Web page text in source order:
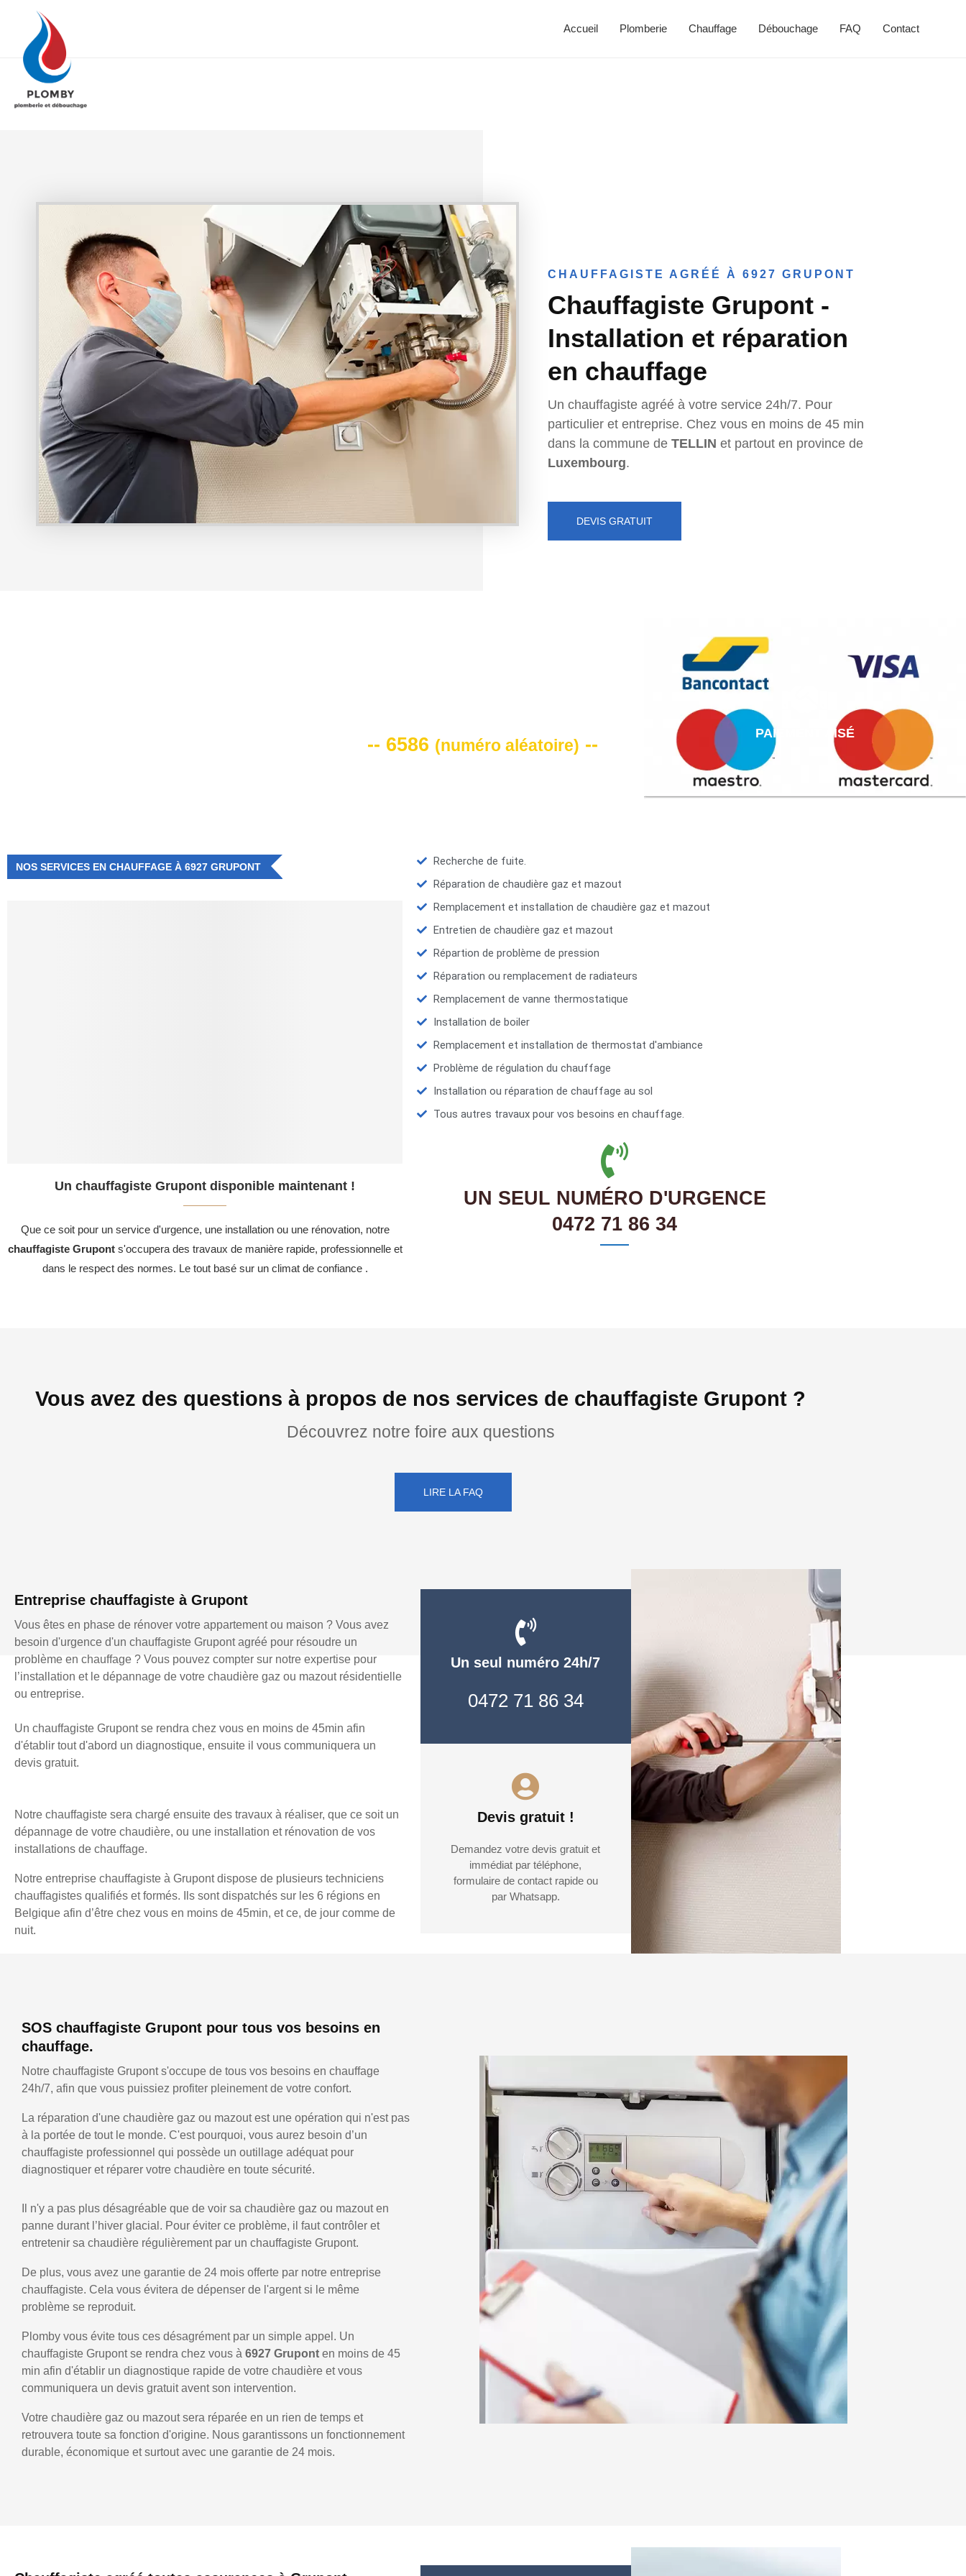
Accueil Plomberie Chauffage Débouchage FAQ Contact
CHAUFFAGISTE AGRÉÉ À 6927 GRUPONT
Chauffagiste Grupont -
Installation et réparation
en chauffage
Un chauffagiste agréé à votre service 24h/7. Pour
particulier et entreprise. Chez vous en moins de 45 min
dans la commune de TELLIN et partout en province de
Luxembourg.
DEVIS GRATUIT
-- 6586 (numéro aléatoire) --
PAIEMENT AISÉ
NOS SERVICES EN CHAUFFAGE À 6927 GRUPONT
Un chauffagiste Grupont disponible maintenant !
Que ce soit pour un service d'urgence, une installation ou une rénovation, notre
chauffagiste Gruponts'occupera des travaux de manière rapide, professionnelle et
dans le respect des normes. Le tout basé sur un climat de confiance .
Recherche de fuite.
Réparation de chaudière gaz et mazout
Remplacement et installation de chaudière gaz et mazout
Entretien de chaudière gaz et mazout
Répartion de problème de pression
Réparation ou remplacement de radiateurs
Remplacement de vanne thermostatique
Installation de boiler
Remplacement et installation de thermostat d'ambiance
Problème de régulation du chauffage
Installation ou réparation de chauffage au sol
Tous autres travaux pour vos besoins en chauffage.
UN SEUL NUMÉRO D'URGENCE
0472 71 86 34
Vous avez des questions à propos de nos services de chauffagiste Grupont ?
Découvrez notre foire aux questions
LIRE LA FAQ
Entreprise chauffagiste à Grupont
Vous êtes en phase de rénover votre appartement ou maison ? Vous avez
besoin d'urgence d'un chauffagiste Grupont agréé pour résoudre un
problème en chauffage ? Vous pouvez compter sur notre expertise pour
l’installation et le dépannage de votre chaudière gaz ou mazout résidentielle
ou entreprise.
Un chauffagiste Grupont se rendra chez vous en moins de 45min afin
d'établir tout d'abord un diagnostique, ensuite il vous communiquera un
devis gratuit.
Notre chauffagiste sera chargé ensuite des travaux à réaliser, que ce soit un
dépannage de votre chaudière, ou une installation et rénovation de vos
installations de chauffage.
Notre entreprise chauffagiste à Grupont dispose de plusieurs techniciens
chauffagistes qualifiés et formés. Ils sont dispatchés sur les 6 régions en
Belgique afin d’être chez vous en moins de 45min, et ce, de jour comme de
nuit.
Un seul numéro 24h/7
0472 71 86 34
Devis gratuit !
Demandez votre devis gratuit et
immédiat par téléphone,
formulaire de contact rapide ou
par Whatsapp.
SOS chauffagiste Grupont pour tous vos besoins en
chauffage.
Notre chauffagiste Grupont s'occupe de tous vos besoins en chauffage
24h/7, afin que vous puissiez profiter pleinement de votre confort.
La réparation d'une chaudière gaz ou mazout est une opération qui n'est pas
à la portée de tout le monde. C'est pourquoi, vous aurez besoin d’un
chauffagiste professionnel qui possède un outillage adéquat pour
diagnostiquer et réparer votre chaudière en toute sécurité.
Il n'y a pas plus désagréable que de voir sa chaudière gaz ou mazout en
panne durant l’hiver glacial. Pour éviter ce problème, il faut contrôler et
entretenir sa chaudière régulièrement par un chauffagiste Grupont.
De plus, vous avez une garantie de 24 mois offerte par notre entreprise
chauffagiste. Cela vous évitera de dépenser de l'argent si le même
problème se reproduit.
Plomby vous évite tous ces désagrément par un simple appel. Un
chauffagiste Grupont se rendra chez vous à 6927 Grupont en moins de 45
min afin d'établir un diagnostique rapide de votre chaudière et vous
communiquera un devis gratuit avent son intervention.
Votre chaudière gaz ou mazout sera réparée en un rien de temps et
retrouvera toute sa fonction d'origine. Nous garantissons un fonctionnement
durable, économique et surtout avec une garantie de 24 mois.